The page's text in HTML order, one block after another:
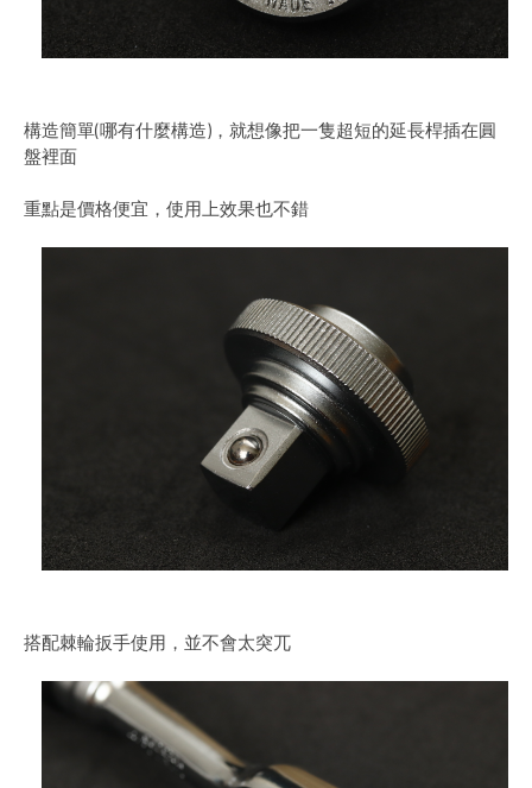
構造簡單(哪有什麼構造)，就想像把一隻超短的延長桿插在圓
盤裡面
重點是價格便宜，使用上效果也不錯
搭配棘輪扳手使用，並不會太突兀